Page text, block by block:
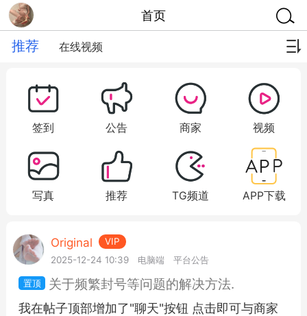
首页
推荐 在线视频
签到 公告 商家 视频
写真 推荐 TG频道 APP下载
Original
VIP
2025-12-24 10:39
电脑端 平台公告
关于频繁封号等问题的解决方法.
我在帖子顶部增加了"聊天"按钮 点击即可与商家